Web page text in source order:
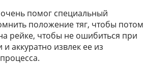
помог специальный
положение тяг, чтобы потом
рейке, чтобы не ошибиться при
аккуратно извлек ее из